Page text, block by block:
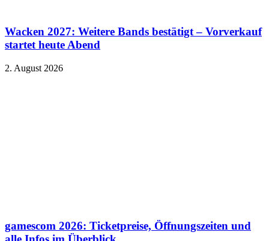
Wacken 2027: Weitere Bands bestätigt – Vorverkauf
startet heute Abend
2. August 2026
gamescom 2026: Ticketpreise, Öffnungszeiten und